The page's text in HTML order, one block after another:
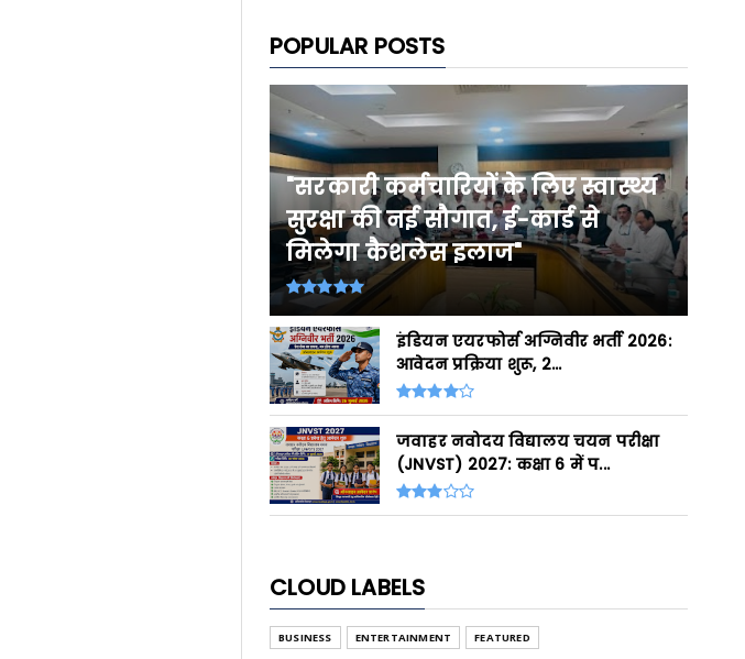
POPULAR POSTS
"सरकारी कर्मचारियों के लिए स्वास्थ्य
सुरक्षा की नई सौगात, ई-कार्ड से
मिलेगा कैशलेस इलाज"
इंडियन एयरफोर्स अग्निवीर भर्ती 2026:
आवेदन प्रक्रिया शुरू, 2...
जवाहर नवोदय विद्यालय चयन परीक्षा
(JNVST) 2027: कक्षा 6 में प...
CLOUD LABELS
BUSINESS ENTERTAINMENT FEATURED